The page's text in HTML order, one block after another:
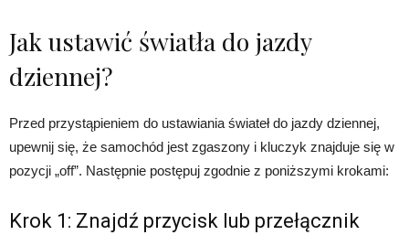
Jak ustawić światła do jazdy
dziennej?
Przed przystąpieniem do ustawiania świateł do jazdy dziennej,
upewnij się, że samochód jest zgaszony i kluczyk znajduje się w
pozycji „off”. Następnie postępuj zgodnie z poniższymi krokami:
Krok 1: Znajdź przycisk lub przełącznik